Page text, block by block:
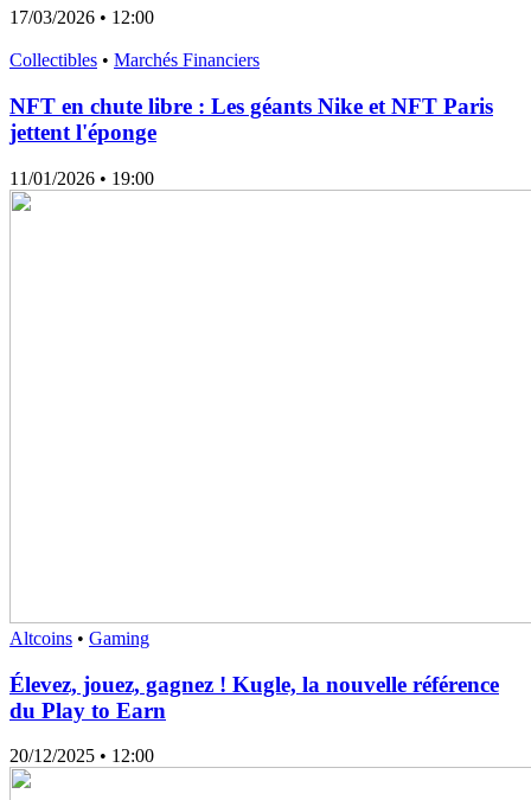
17/03/2026 • 12:00
Collectibles • Marchés Financiers
NFT en chute libre : Les géants Nike et NFT Paris
jettent l'éponge
11/01/2026 • 19:00
Altcoins • Gaming
Élevez, jouez, gagnez ! Kugle, la nouvelle référence
du Play to Earn
20/12/2025 • 12:00